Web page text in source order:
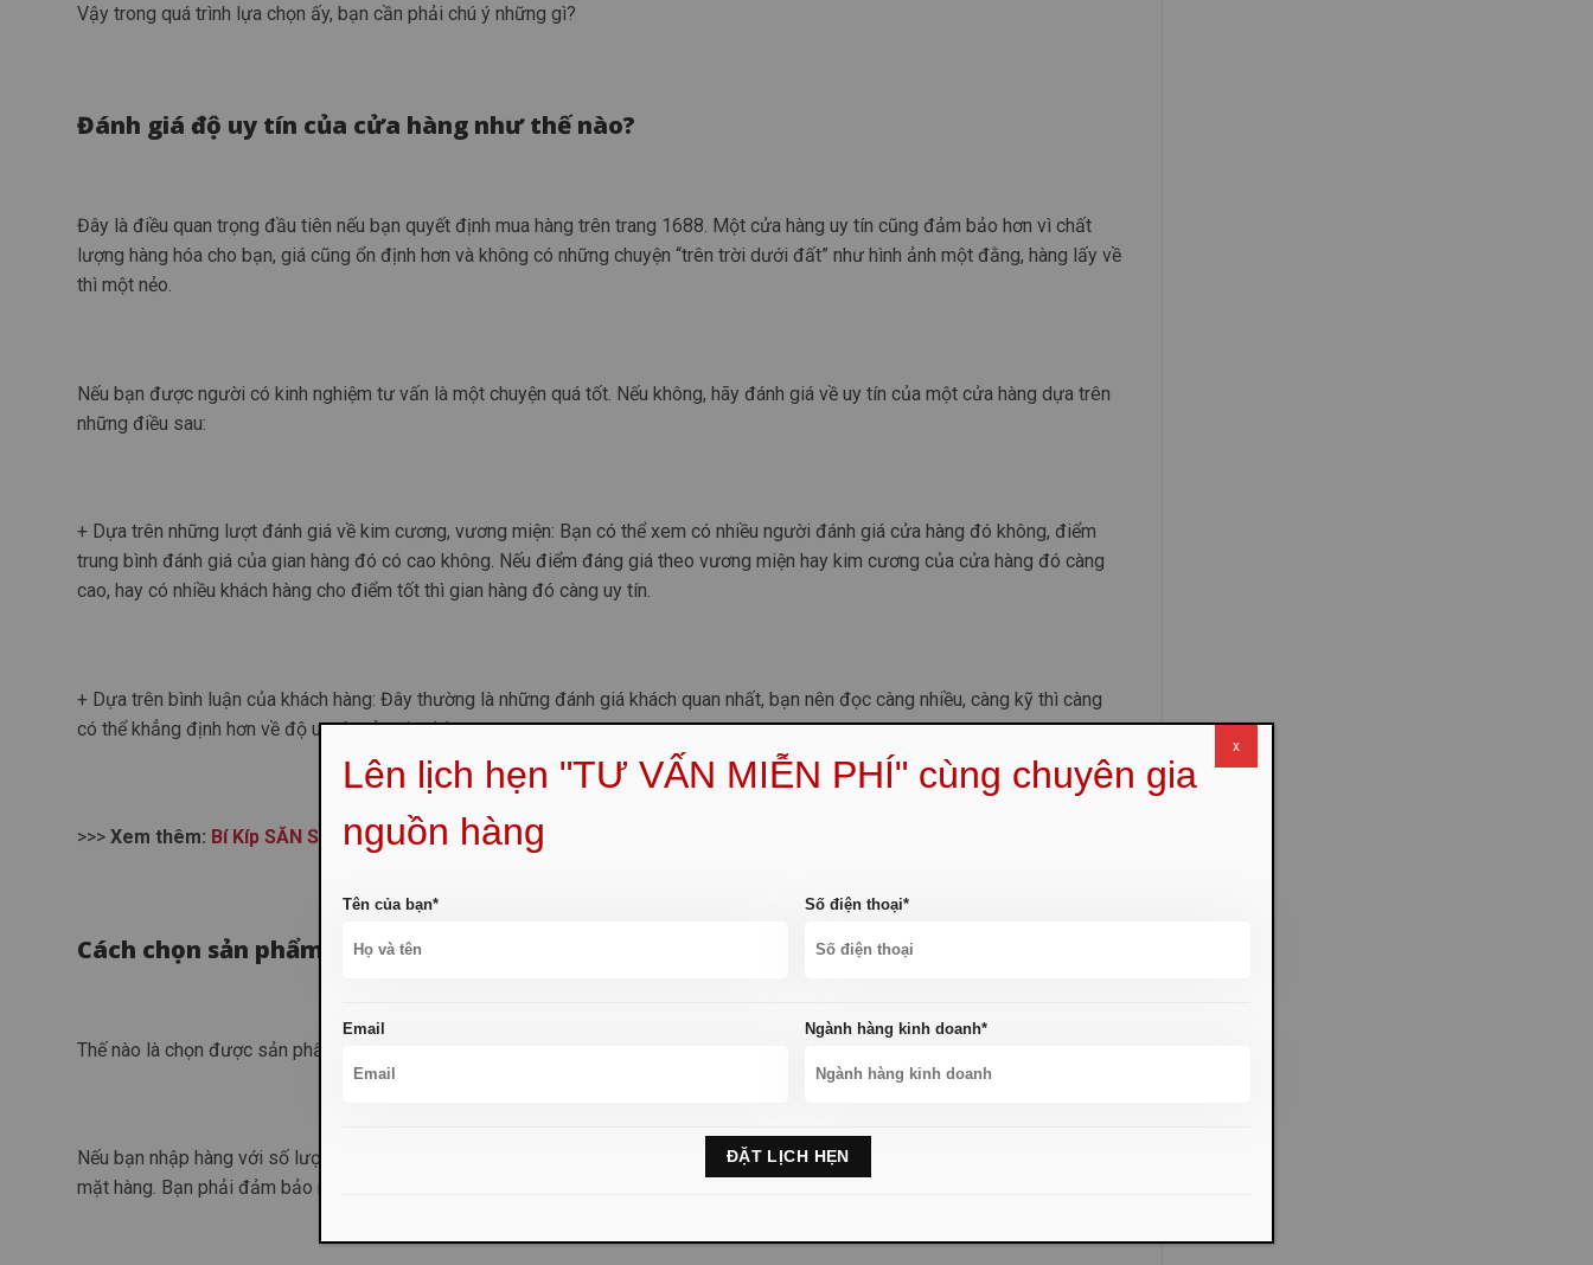
Vậy trong quá trình lựa chọn ấy, bạn cần phải chú ý những gì?
Đánh giá độ uy tín của cửa hàng như thế nào?
Đây là điều quan trọng đầu tiên nếu bạn quyết định mua hàng trên trang 1688. Một cửa hàng uy tín cũng đảm bảo hơn vì chất
lượng hàng hóa cho bạn, giá cũng ổn định hơn và không có những chuyện “trên trời dưới đất” như hình ảnh một đằng, hàng lấy về
thì một nẻo.
Nếu bạn được người có kinh nghiệm tư vấn là một chuyện quá tốt. Nếu không, hãy đánh giá về uy tín của một cửa hàng dựa trên
những điều sau:
+ Dựa trên những lượt đánh giá về kim cương, vương miện: Bạn có thể xem có nhiều người đánh giá cửa hàng đó không, điểm
trung bình đánh giá của gian hàng đó có cao không. Nếu điểm đáng giá theo vương miện hay kim cương của cửa hàng đó càng
cao, hay có nhiều khách hàng cho điểm tốt thì gian hàng đó càng uy tín.
+ Dựa trên bình luận của khách hàng: Đây thường là những đánh giá khách quan nhất, bạn nên đọc càng nhiều, càng kỹ thì càng
có thể khẳng định hơn về độ uy tín của gian hàng.
>>> Xem thêm: Bí Kíp SĂN SALE Trên Taobao
Cách chọn sản phẩm chuẩn nhất
Thế nào là chọn được sản phẩm “chuẩn” nhất?
Nếu bạn nhập hàng với số lượng lớn, điều này rất cần thiết. Bạn cần chú ý chọn đúng theo số lượng, màu sắc, size, … của các
mặt hàng. Bạn phải đảm bảo rằng nó phù hợp với đối tượng khách hàng bạn nhắm đến.
Lên lịch hẹn "TƯ VẤN MIỄN PHÍ" cùng chuyên gia
nguồn hàng
Tên của bạn* Số điện thoại*
Email Ngành hàng kinh doanh*
x